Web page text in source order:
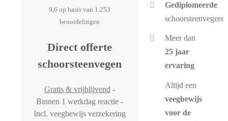
9,6 op basis van 1.253
beoordelingen
Direct offerte
schoorsteenvegen
Gratis & vrijblijvend -
Binnen 1 werkdag reactie -
Incl. veegbewijs verzekering
Gediplomeerde
schoorsteenvegers
Meer dan
25 jaar
ervaring
Altijd een
veegbewijs
voor de